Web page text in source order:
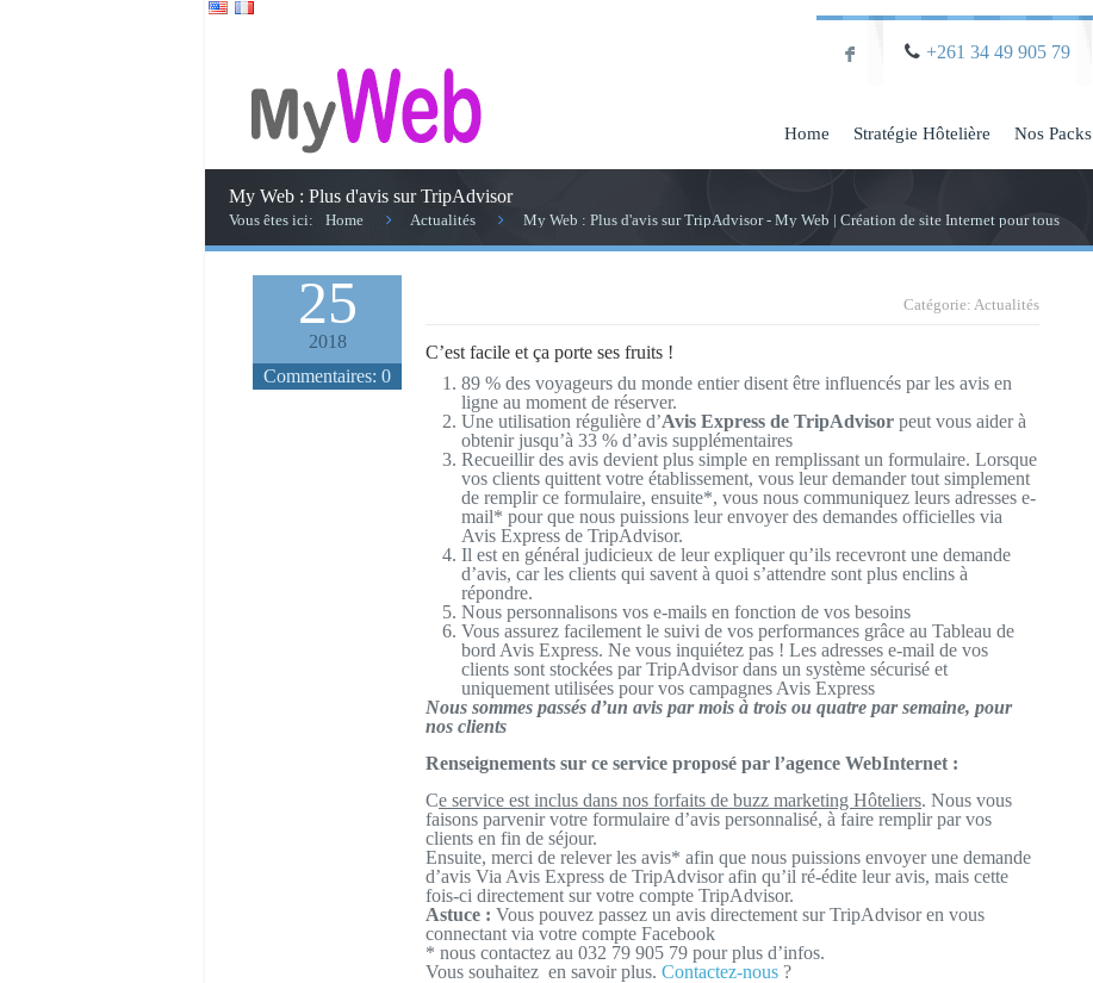
F +261 34 49 905 79
Home Stratégie Hôtelière Nos Packs
My Web : Plus d'avis sur TripAdvisor
Vous êtes ici: Home Actualités My Web : Plus d'avis sur TripAdvisor - My Web | Création de site Internet pour tous
25
2018
Commentaires: 0
Catégorie: Actualités
C’est facile et ça porte ses fruits !
89 % des voyageurs du monde entier disent être influencés par les avis en
ligne au moment de réserver.
Une utilisation régulière d’Avis Express de TripAdvisor peut vous aider à
obtenir jusqu’à 33 % d’avis supplémentaires
Recueillir des avis devient plus simple en remplissant un formulaire. Lorsque
vos clients quittent votre établissement, vous leur demander tout simplement
de remplir ce formulaire, ensuite*, vous nous communiquez leurs adresses e-
mail* pour que nous puissions leur envoyer des demandes officielles via
Avis Express de TripAdvisor.
Il est en général judicieux de leur expliquer qu’ils recevront une demande
d’avis, car les clients qui savent à quoi s’attendre sont plus enclins à
répondre.
Nous personnalisons vos e-mails en fonction de vos besoins
Vous assurez facilement le suivi de vos performances grâce au Tableau de
bord Avis Express. Ne vous inquiétez pas ! Les adresses e-mail de vos
clients sont stockées par TripAdvisor dans un système sécurisé et
uniquement utilisées pour vos campagnes Avis Express
Nous sommes passés d’un avis par mois à trois ou quatre par semaine, pour
nos clients
Renseignements sur ce service proposé par l’agence WebInternet :
Ce service est inclus dans nos forfaits de buzz marketing Hôteliers. Nous vous
faisons parvenir votre formulaire d’avis personnalisé, à faire remplir par vos
clients en fin de séjour.
Ensuite, merci de relever les avis* afin que nous puissions envoyer une demande
d’avis Via Avis Express de TripAdvisor afin qu’il ré-édite leur avis, mais cette
fois-ci directement sur votre compte TripAdvisor.
Astuce : Vous pouvez passez un avis directement sur TripAdvisor en vous
connectant via votre compte Facebook
* nous contactez au 032 79 905 79 pour plus d’infos.
Vous souhaitez en savoir plus. Contactez-nous ?